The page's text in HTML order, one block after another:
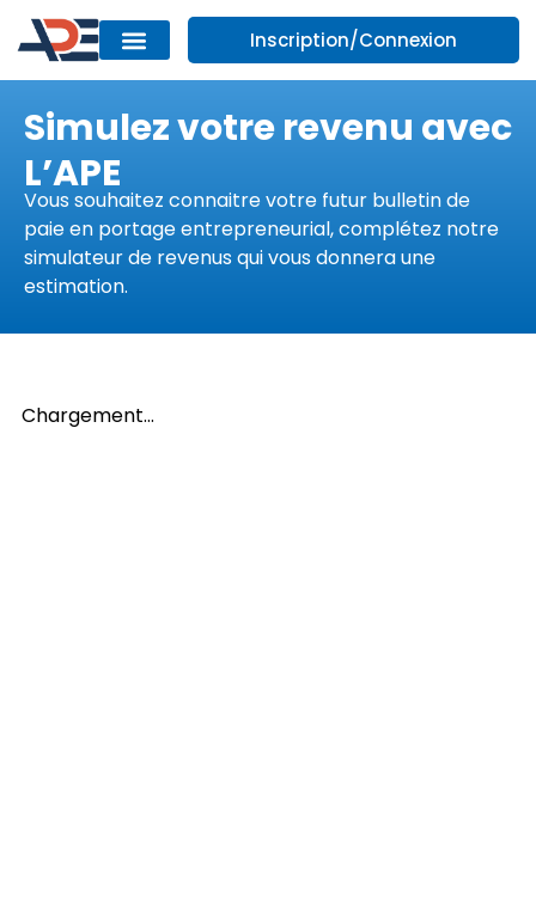
Inscription/Connexion
Simulez votre revenu avec
L’APE
Vous souhaitez connaitre votre futur bulletin de
paie en portage entrepreneurial, complétez notre
simulateur de revenus qui vous donnera une
estimation.